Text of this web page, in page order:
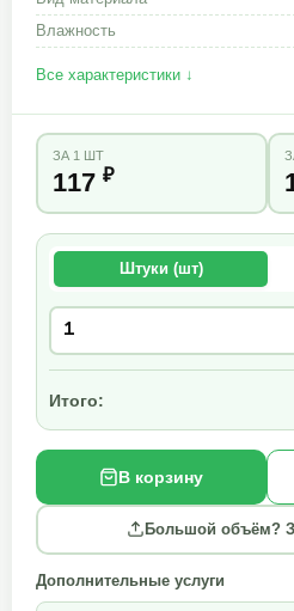
Влажность
Все характеристики ↓
ЗА 1 ШТ
117 ₽
Штуки (шт)
Итого:
В корзину
Большой объём?
Дополнительные услуги